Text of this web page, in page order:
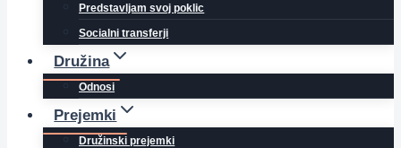
Predstavljam svoj poklic
Socialni transferji
Družina
Odnosi
Prejemki
Družinski prejemki